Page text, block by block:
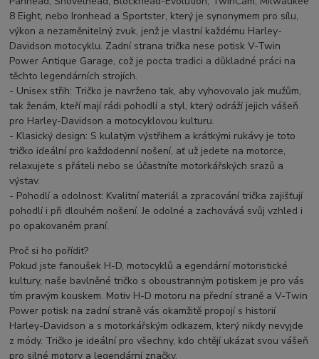
8 Eight, nebo Ironhead a Sportster, který je synonymem pro sílu,
výkon a nezaměnitelný zvuk, jenž je vlastní každému Harley-
Davidson motocyklu. Zadní strana trička nese potisk V-Twin
Power Antique Garage, což je pocta tradici a důkladné práci na
těchto legendárních strojích.
- Unisex střih: Tričko je navrženo tak, aby vyhovovalo jak mužům,
tak ženám, kteří mají rádi pohodlí a styl, který odráží jejich vášeň
pro Harley-Davidson a motocyklovou kulturu.
- Klasický design: S kulatým výstřihem a krátkými rukávy je toto
tričko ideální pro každodenní nošení, ať už jedete na motorce,
relaxujete s přáteli nebo se účastníte motorkářských srazů a
výstav.
- Pohodlí a odolnost: Kvalitní materiál a zpracování trička zajišťují
pohodlí i při dlouhém nošení. Je odolné a zachovává svůj vzhled i
po opakovaném praní.
Proč si ho pořídit?
Pokud jste fanoušek H-D, motocyklů a egendární motoristické
kultury, naše bavlněné tričko s oboustranným potiskem je pro vás
tím pravým kouskem. Motiv H-D motoru na přední straně a V-Twin
Power potisk na zadní straně vás okamžitě propojí s historií
Harley-Davidson a s motorkářským odkazem, který nikdy nevyjde
z módy. Tričko je ideální pro všechny, kdo chtějí ukázat svou vášeň
pro silné motory a legendární značky.